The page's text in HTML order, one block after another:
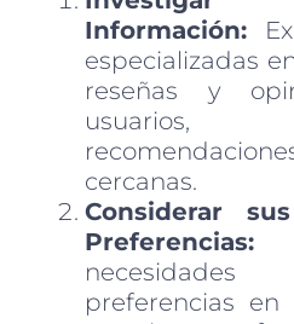
Información:
especializadas
reseñas y
cercanas.
Considerar
Preferencias:
preferencias